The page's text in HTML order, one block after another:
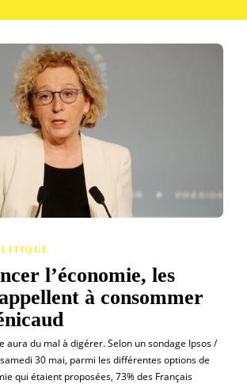
l’économie, les
à consommer
aura du mal à digérer. Selon un sondage Ipsos /
30 mai, parmi les différentes options de
qui étaient proposées, 73% des Français